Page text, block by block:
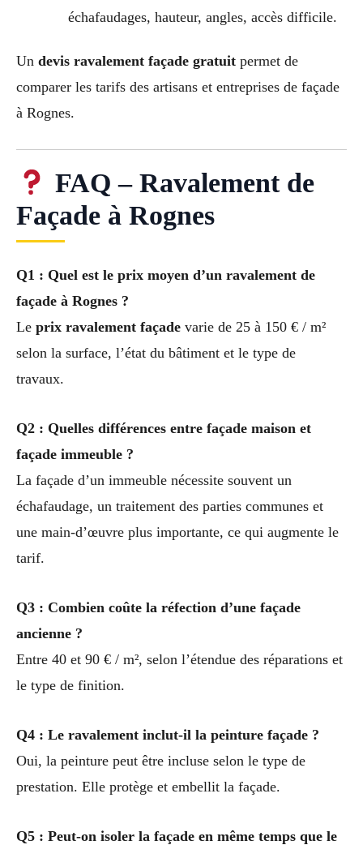
échafaudages, hauteur, angles, accès difficile.
Un devis ravalement façade gratuit permet de
comparer les tarifs des artisans et entreprises de façade
à Rognes.
FAQ – Ravalement de
Façade à Rognes
Q1 : Quel est le prix moyen d’un ravalement de
façade à Rognes ?
Le prix ravalement façade varie de 25 à 150 € / m²
selon la surface, l’état du bâtiment et le type de
travaux.
Q2 : Quelles différences entre façade maison et
façade immeuble ?
La façade d’un immeuble nécessite souvent un
échafaudage, un traitement des parties communes et
une main-d’œuvre plus importante, ce qui augmente le
tarif.
Q3 : Combien coûte la réfection d’une façade
ancienne ?
Entre 40 et 90 € / m², selon l’étendue des réparations et
le type de finition.
Q4 : Le ravalement inclut-il la peinture façade ?
Oui, la peinture peut être incluse selon le type de
prestation. Elle protège et embellit la façade.
Q5 : Peut-on isoler la façade en même temps que le